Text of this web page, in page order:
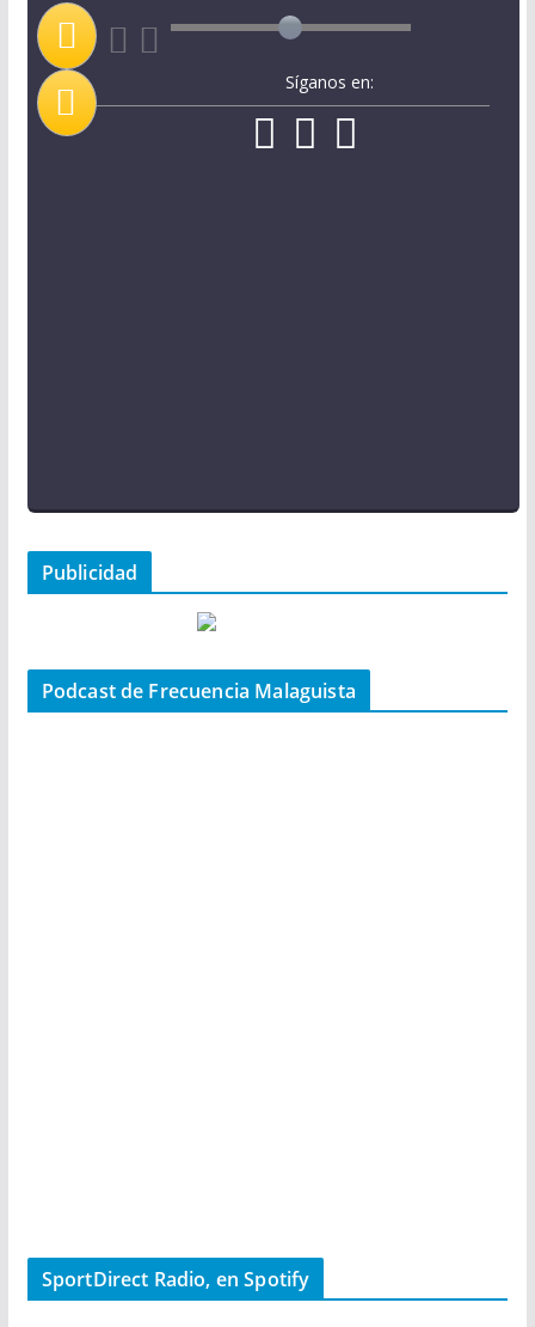
Síganos en:
Publicidad
Podcast de Frecuencia Malaguista
SportDirect Radio, en Spotify